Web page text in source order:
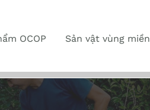
OCOP Sản vật vùng miền